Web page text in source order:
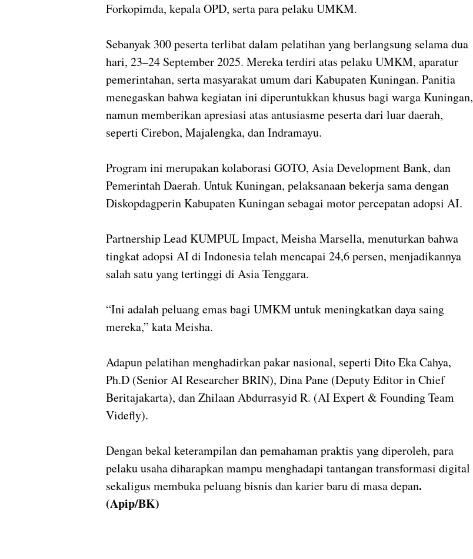
Forkopimda, kepala OPD, serta para pelaku UMKM.
Sebanyak 300 peserta terlibat dalam pelatihan yang berlangsung selama dua
hari, 23–24 September 2025. Mereka terdiri atas pelaku UMKM, aparatur
pemerintahan, serta masyarakat umum dari Kabupaten Kuningan. Panitia
menegaskan bahwa kegiatan ini diperuntukkan khusus bagi warga Kuningan,
namun memberikan apresiasi atas antusiasme peserta dari luar daerah,
seperti Cirebon, Majalengka, dan Indramayu.
Program ini merupakan kolaborasi GOTO, Asia Development Bank, dan
Pemerintah Daerah. Untuk Kuningan, pelaksanaan bekerja sama dengan
Diskopdagperin Kabupaten Kuningan sebagai motor percepatan adopsi AI.
Partnership Lead KUMPUL Impact, Meisha Marsella, menuturkan bahwa
tingkat adopsi AI di Indonesia telah mencapai 24,6 persen, menjadikannya
salah satu yang tertinggi di Asia Tenggara.
“Ini adalah peluang emas bagi UMKM untuk meningkatkan daya saing
mereka,” kata Meisha.
Adapun pelatihan menghadirkan pakar nasional, seperti Dito Eka Cahya,
Ph.D (Senior AI Researcher BRIN), Dina Pane (Deputy Editor in Chief
Beritajakarta), dan Zhilaan Abdurrasyid R. (AI Expert & Founding Team
Videfly).
Dengan bekal keterampilan dan pemahaman praktis yang diperoleh, para
pelaku usaha diharapkan mampu menghadapi tantangan transformasi digital
sekaligus membuka peluang bisnis dan karier baru di masa depan.
(Apip/BK)